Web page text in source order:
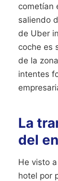
cometían
saliendo
de Uber
coche es
de la
intentes
La
del
He visto
hotel por